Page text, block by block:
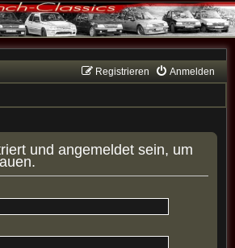
Anmelden
Registrieren
und angemeldet sein, um